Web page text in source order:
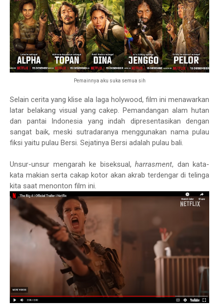
Pemainnya aku suka semua sih
Selain cerita yang klise ala laga holywood, film ini menawarkan
latar belakang visual yang cakep. Pemandangan alam hutan
dan pantai Indonesia yang indah dipresentasikan dengan
sangat baik, meski sutradaranya menggunakan nama pulau
fiksi yaitu pulau Bersi. Sejatinya Bersi adalah pulau bali.
Unsur-unsur mengarah ke biseksual, harrasment, dan kata-
kata makian serta cakap kotor akan akrab terdengar di telinga
kita saat menonton film ini.